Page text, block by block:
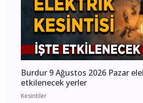
Burdur 9 Ağustos 2026 Pazar
etkilenecek yerler
Kesintiler